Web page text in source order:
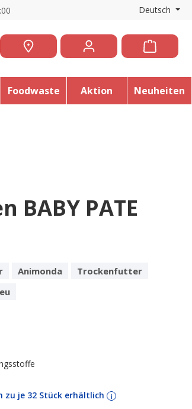
Deutsch
Foodwaste Aktion Neuheiten
BABY PATE
Animonda
Trockenfutter
zu je 32 Stück erhältlich i